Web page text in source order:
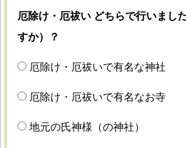
厄除け・厄祓い どちらで行いまし
すか）？
厄除け・厄祓いで有名な神社
厄除け・厄祓いで有名なお寺
地元の氏神様（の神社）